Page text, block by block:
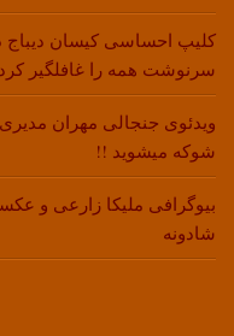
کلیپ احساسی کیسان دیباج
سرنوشت همه را غافلگیر کرد
ویدئوی جنجالی مهران
شوکه میشوید !!
بیوگرافی ملیکا زارعی و
شادونه